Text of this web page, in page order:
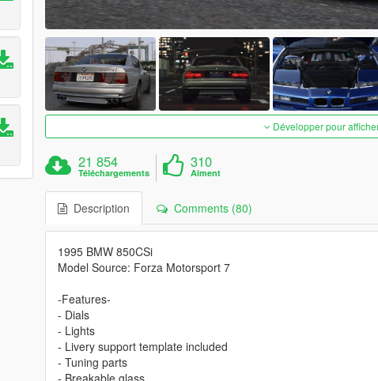
Développer pour
21 854
Téléchargements
310
Aiment
Description Comments (80)
1995 BMW 850CSi
Model Source: Forza Motorsport 7
-Features-
- Dials
- Lights
- Livery support template included
- Tuning parts